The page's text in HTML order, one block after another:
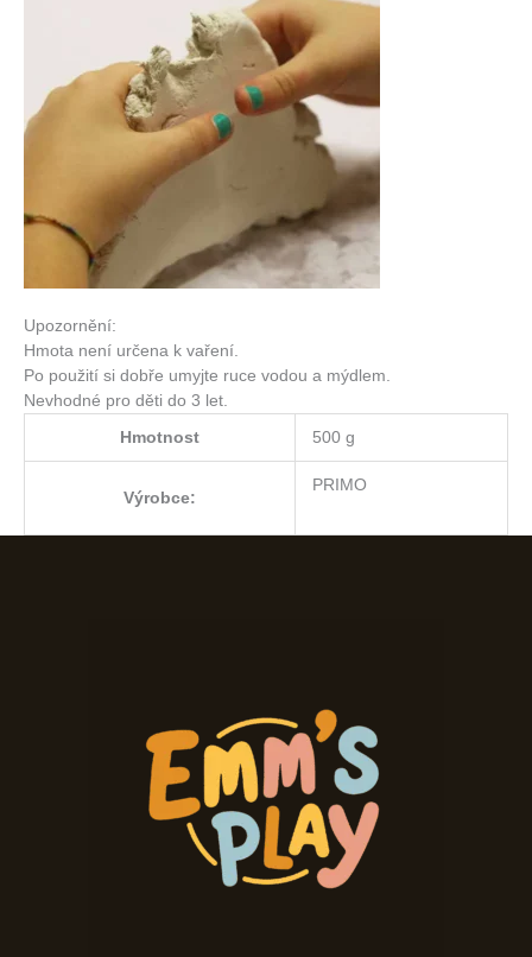
Upozornění:
Hmota není určena k vaření.
Po použití si dobře umyjte ruce vodou a mýdlem.
Nevhodné pro děti do 3 let.
Hmotnost 500 g
Výrobce:
PRIMO